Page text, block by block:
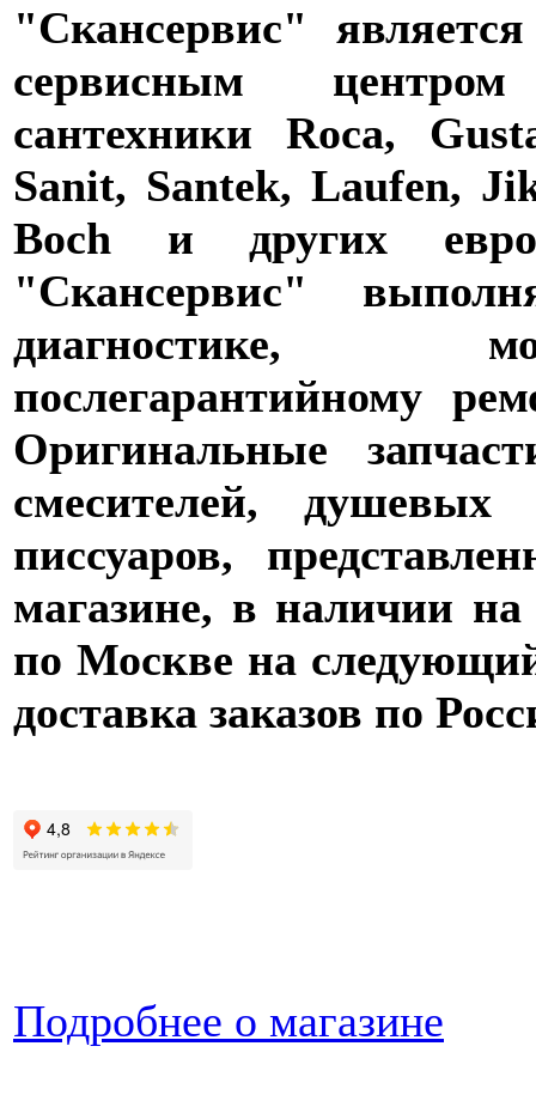
"Скансервис"
сервисным
сантехники Roca,
Sanit, Santek, Laufen,
Boch и других
"Скансервис"
диагностике,
послегарантийному
Оригинальные
смесителей, душевых
писсуаров,
магазине, в наличии на
по Москве на
доставка заказов по
Подробнее о магазине